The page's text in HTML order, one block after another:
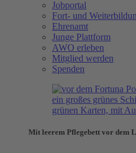
Jobportal
Fort- und
Ehrenamt
Junge Plattform
AWO erleben
Mitglied werden
Spenden
Mit leerem Pflegebett vor dem